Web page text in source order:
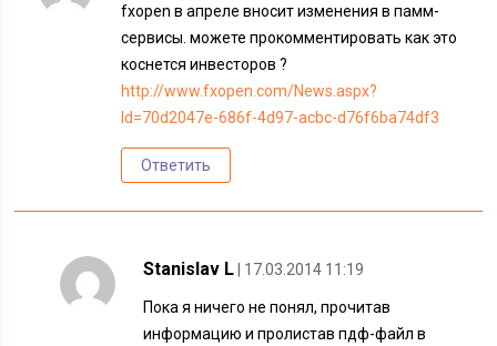
fxopen в апреле вносит изменения в памм-
сервисы. можете прокомментировать как это
коснется инвесторов ?
http://www.fxopen.com/News.aspx?
Id=70d2047e-686f-4d97-acbc-d76f6ba74df3
Ответить
Stanislav L | 17.03.2014 11:19
Пока я ничего не понял, прочитав
информацию и пролистав пдф-файл в